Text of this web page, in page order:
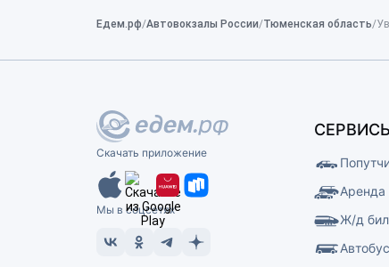
Едем.рф Автовокзалы России Тюменская область
Скачать приложение
Мы в соцсетях
Аренда
Ж/д